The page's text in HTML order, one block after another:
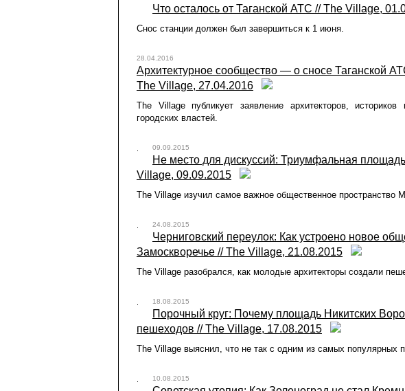
Что осталось от Таганской АТС // The Village,
Снос станции должен был завершиться к 1 июня.
28.04.2016
Архитектурное сообщество — о сносе Таганской
The Village, 27.04.2016
The Village публикует заявление архитекторов,
городских властей.
09.09.2015
Не место для дискуссий: Триумфальная
Village, 09.09.2015
The Village изучил самое важное общественное пространство
24.08.2015
Черниговский переулок: Как устроено новое
Замоскворечье // The Village, 21.08.2015
The Village разобрался, как молодые архитекторы создали
18.08.2015
Порочный круг: Почему площадь Никитских
пешеходов // The Village, 17.08.2015
The Village выяснил, что не так с одним из самых популярных
10.08.2015